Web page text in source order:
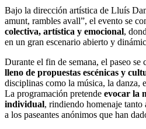
Bajo la dirección artística de Lluís
amunt, rambles avall”, el evento se
colectiva, artística y emocional,
en un gran escenario abierto y
Durante el fin de semana, el paseo se
lleno de propuestas escénicas y
disciplinas como la música, la danza,
La programación pretende evocar la
individual, rindiendo homenaje tanto
a los paseantes anónimos que han